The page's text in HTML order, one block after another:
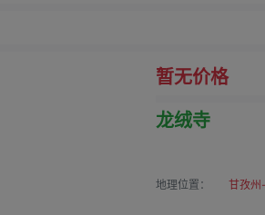
暂无价格
龙绒寺
地理位置： 甘孜州